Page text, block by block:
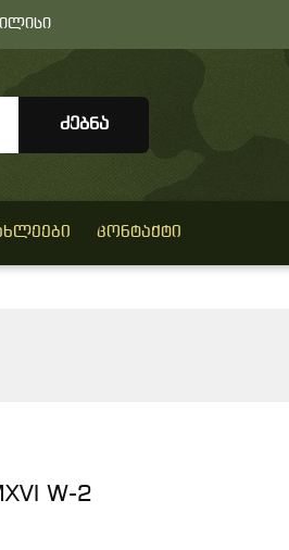
ᲙᲝᲜᲢᲐᲥᲢᲘ
W-2